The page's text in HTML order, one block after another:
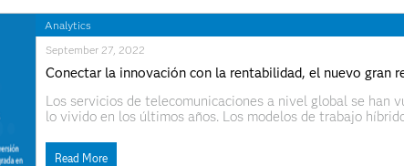
Analytics
September 27, 2022
Conectar la innovación con la rentabilidad, el nuevo gran
Los servicios de telecomunicaciones a nivel global se han
lo vivido en los últimos años. Los modelos de trabajo
Read More